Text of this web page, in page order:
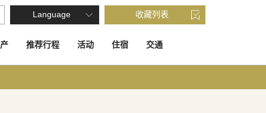
Language 收藏列表
推荐行程 活动 住宿 交通